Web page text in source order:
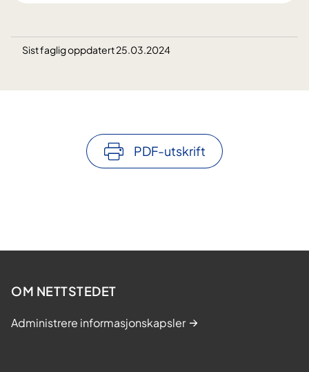
Sist faglig oppdatert 25.03.2024
PDF-utskrift
OM NETTSTEDET
Administrere informasjonskapsler